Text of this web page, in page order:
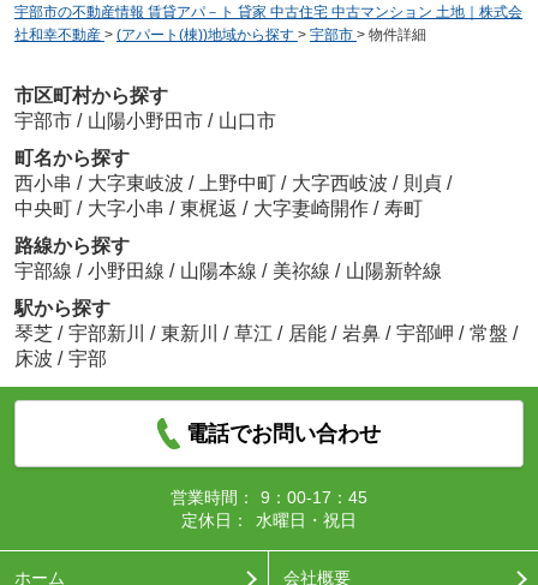
宇部市の不動産情報 賃貸アパ－ト 貸家 中古住宅 中古マンション 土地｜株式会
社和幸不動産 > (アパート(棟))地域から探す > 宇部市 > 物件詳細
市区町村から探す
宇部市 / 山陽小野田市 / 山口市
町名から探す
西小串 / 大字東岐波 / 上野中町 / 大字西岐波 / 則貞 /
中央町 / 大字小串 / 東梶返 / 大字妻崎開作 / 寿町
路線から探す
宇部線 / 小野田線 / 山陽本線 / 美祢線 / 山陽新幹線
駅から探す
琴芝 / 宇部新川 / 東新川 / 草江 / 居能 / 岩鼻 / 宇部岬 / 常盤 /
床波 / 宇部
電話でお問い合わせ
営業時間：
9：00-17：45
定休日：
水曜日・祝日
ホーム 会社概要